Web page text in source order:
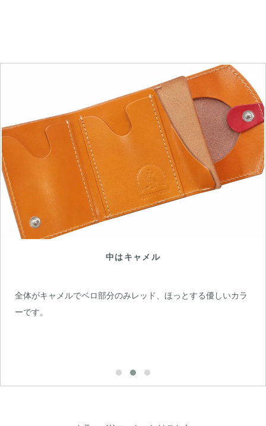
中はキャメル
全体がキャメルでベロ部分のみレッド、ほっとする優しいカラ
ーです。